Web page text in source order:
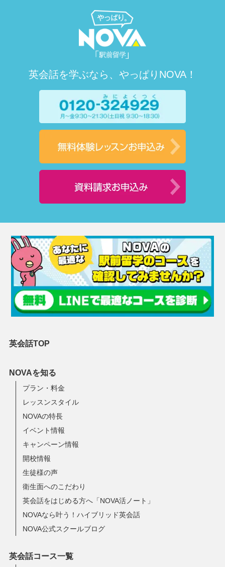
英会話を学ぶなら、やっぱりNOVA！
英会話TOP
NOVAを知る
プラン・料金
レッスンスタイル
NOVAの特長
イベント情報
キャンペーン情報
開校情報
生徒様の声
衛生面へのこだわり
英会話をはじめる方へ「NOVA活ノート」
NOVAなら叶う！ハイブリッド英会話
NOVA公式スクールブログ
英会話コース一覧